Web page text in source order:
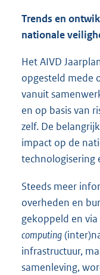
Trends en
nationale
Het AIVD
opgesteld mede
vanuit
en op basis van
zelf. De
impact op de
technologisering
Steeds meer
overheden en
gekoppeld en
computing
infrastructuur,
samenleving,